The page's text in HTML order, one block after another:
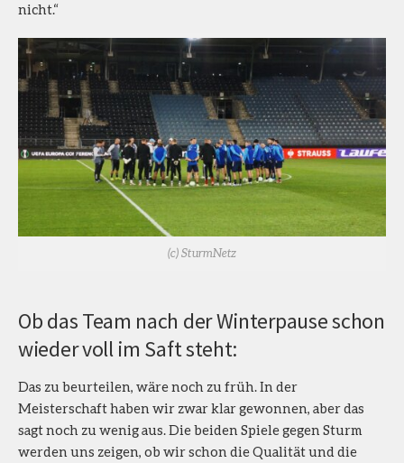
nicht.“
(c) SturmNetz
Ob das Team nach der Winterpause schon
wieder voll im Saft steht:
Das zu beurteilen, wäre noch zu früh. In der
Meisterschaft haben wir zwar klar gewonnen, aber das
sagt noch zu wenig aus. Die beiden Spiele gegen Sturm
werden uns zeigen, ob wir schon die Qualität und die